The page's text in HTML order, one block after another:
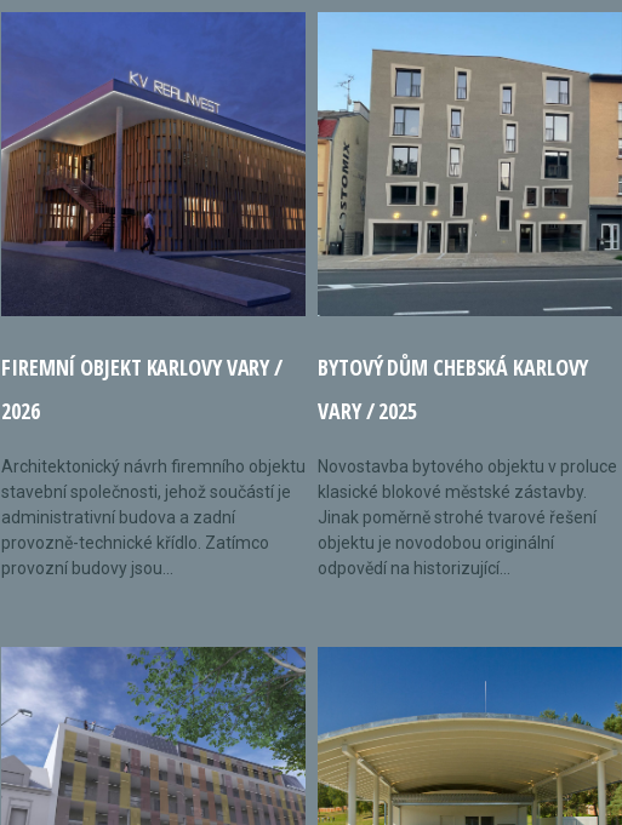
FIREMNÍ OBJEKT KARLOVY VARY /
2026
Architektonický návrh firemního objektu
stavební společnosti, jehož součástí je
administrativní budova a zadní
provozně-technické křídlo. Zatímco
provozní budovy jsou...
BYTOVÝ DŮM CHEBSKÁ KARLOVY
VARY / 2025
Novostavba bytového objektu v proluce
klasické blokové městské zástavby.
Jinak poměrně strohé tvarové řešení
objektu je novodobou originální
odpovědí na historizující...